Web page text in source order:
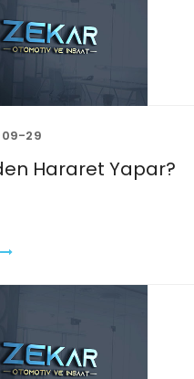
09-29
Hararet Yapar?